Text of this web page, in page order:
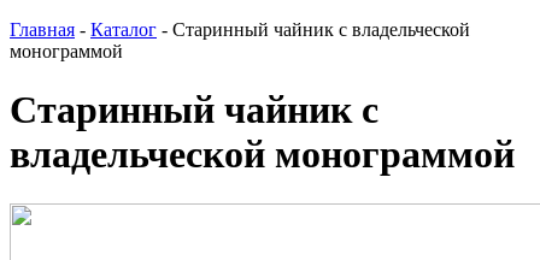
Главная - Каталог - Старинный чайник с владельческой
монограммой
Старинный чайник с
владельческой монограммой